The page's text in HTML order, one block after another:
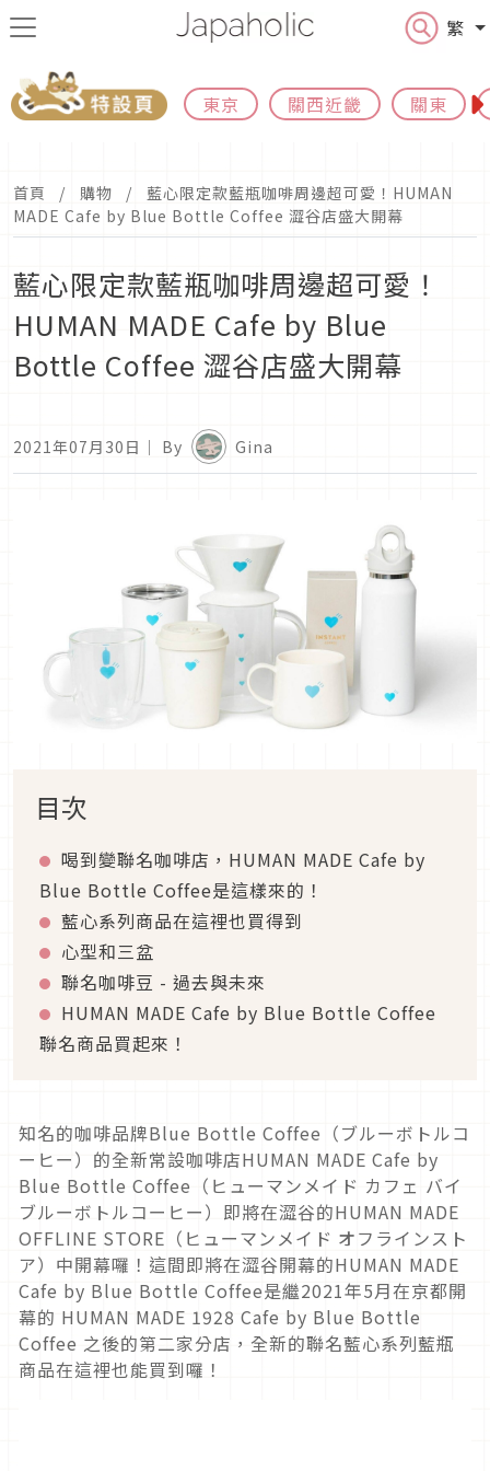
繁
東京 關西近畿 關東
首頁 購物
藍心限定款藍瓶咖啡周邊超可愛！HUMAN
MADE Cafe by Blue Bottle Coffee 澀谷店盛大開幕
藍心限定款藍瓶咖啡周邊超可愛！
HUMAN MADE Cafe by Blue
Bottle Coffee 澀谷店盛大開幕
2021年07月30日 ｜ By Gina
目次
喝到變聯名咖啡店，HUMAN MADE Cafe by
Blue Bottle Coffee是這樣來的！
藍心系列商品在這裡也買得到
心型和三盆
聯名咖啡豆 - 過去與未來
HUMAN MADE Cafe by Blue Bottle Coffee
聯名商品買起來！
知名的咖啡品牌Blue Bottle Coffee（ブルーボトルコ
ーヒー）的全新常設咖啡店HUMAN MADE Cafe by
Blue Bottle Coffee（ヒューマンメイド カフェ バイ
ブルーボトルコーヒー）即將在澀谷的HUMAN MADE
OFFLINE STORE（ヒューマンメイド オフラインスト
ア）中開幕囉！這間即將在澀谷開幕的HUMAN MADE
Cafe by Blue Bottle Coffee是繼2021年5月在京都開
幕的 HUMAN MADE 1928 Cafe by Blue Bottle
Coffee 之後的第二家分店，全新的聯名藍心系列藍瓶
商品在這裡也能買到囉！